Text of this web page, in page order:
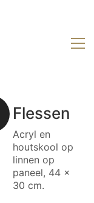
Flessen
Acryl en
houtskool op
linnen op
paneel, 44 x
30 cm.